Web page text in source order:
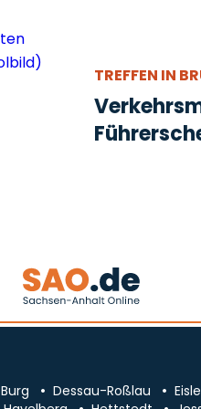
TREFFEN IN
Burg Dessau-Roßlau